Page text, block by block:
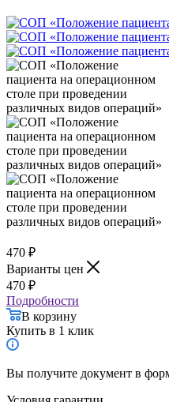
470 ₽
Варианты цен
470 ₽
Подробности
В корзину
Купить в 1 клик
Вы получите документ в